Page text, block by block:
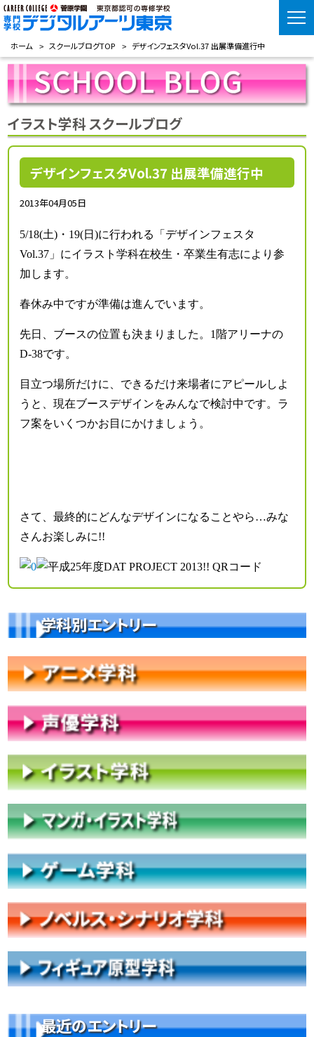
ホーム スクールブログTOP デザインフェスタVol.37 出展準備進行中
学科別エントリー
最近のエントリー
イラスト学科 スクールブログ
デザインフェスタVol.37 出展準備進行中
2013年04月05日
5/18(土)・19(日)に行われる「デザインフェスタ
Vol.37」にイラスト学科在校生・卒業生有志により参
加します。
春休み中ですが準備は進んでいます。
先日、ブースの位置も決まりました。1階アリーナの
D-38です。
目立つ場所だけに、できるだけ来場者にアピールしよ
うと、現在ブースデザインをみんなで検討中です。ラ
フ案をいくつかお目にかけましょう。
さて、最終的にどんなデザインになることやら…みな
さんお楽しみに!!